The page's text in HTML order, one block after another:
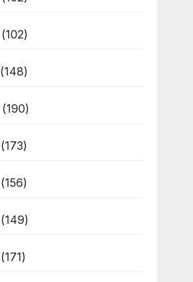
(102)
(148)
(190)
(173)
(156)
(149)
(171)